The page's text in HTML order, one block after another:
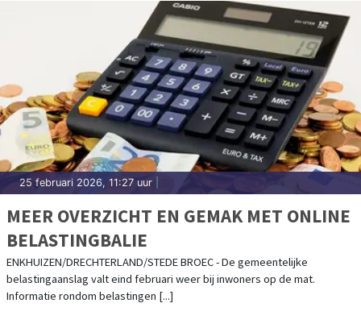
25 februari 2026, 11:27 uur
MEER OVERZICHT EN GEMAK MET ONLINE
BELASTINGBALIE
ENKHUIZEN/DRECHTERLAND/STEDE BROEC - De gemeentelijke
belastingaanslag valt eind februari weer bij inwoners op de mat.
Informatie rondom belastingen [...]